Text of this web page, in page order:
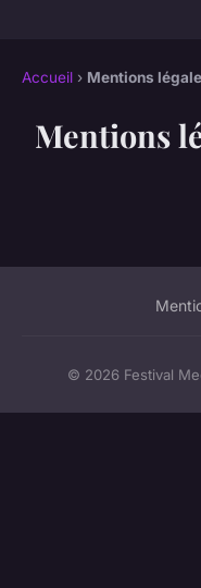
Accueil › Mentions
Mentions
© 2026 Festival